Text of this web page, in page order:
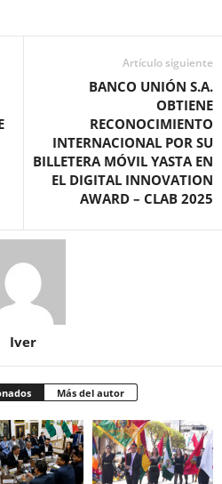
Artículo siguiente
BANCO UNIÓN S.A.
OBTIENE
RECONOCIMIENTO
INTERNACIONAL POR SU
BILLETERA MÓVIL YASTA EN
EL DIGITAL INNOVATION
AWARD – CLAB 2025
Iver
Más del autor